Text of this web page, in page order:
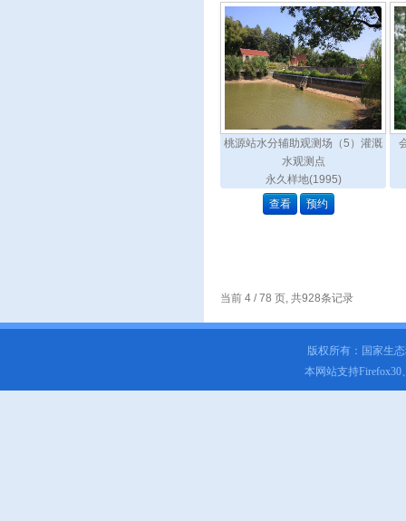
桃源站水分辅助观测场（5）灌溉
水观测点
永久样地(1995)
查看
预约
当前 4 / 78 页, 共928条记录
版权所有：国家生
本网站支持